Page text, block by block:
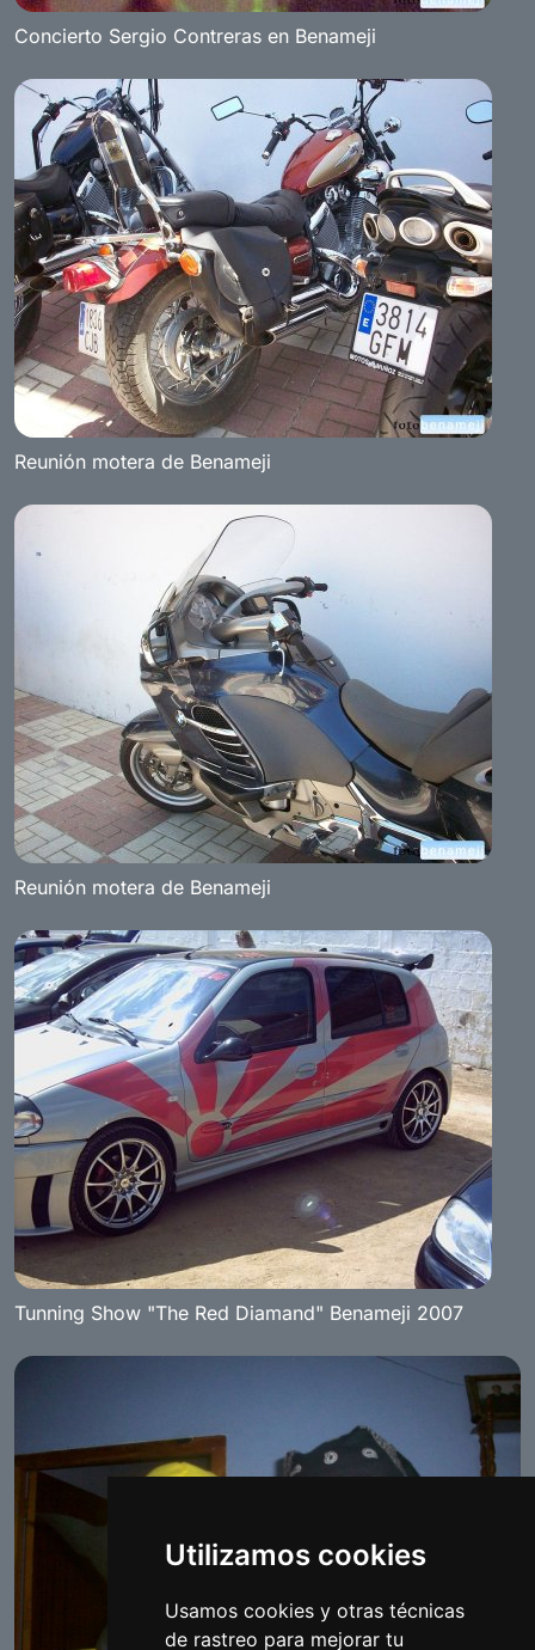
Utilizamos cookies
Usamos cookies y otras técnicas
de rastreo para mejorar tu
Concierto Sergio Contreras en Benameji
Reunión motera de Benameji
Reunión motera de Benameji
Tunning Show "The Red Diamand" Benameji 2007